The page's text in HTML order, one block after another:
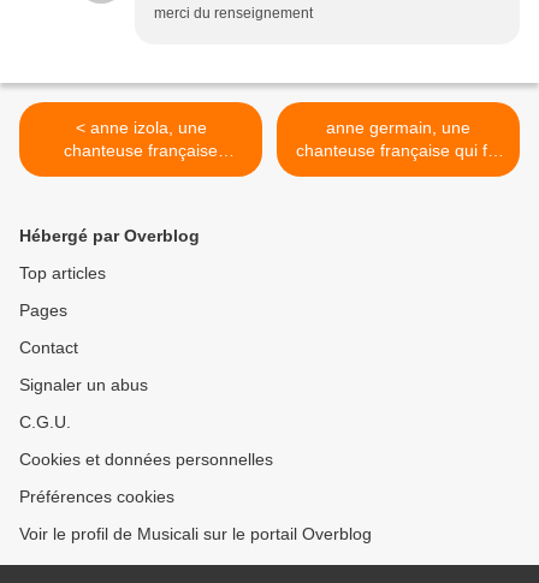
merci du renseignement
< anne izola, une
chanteuse française
principalement des années
anne germain, une
chanteuse française qui fut
l'interprète de génériques
Hébergé par Overblog
Top articles
Pages
Contact
Signaler un abus
C.G.U.
Cookies et données personnelles
Préférences cookies
Voir le profil de Musicali sur le portail Overblog